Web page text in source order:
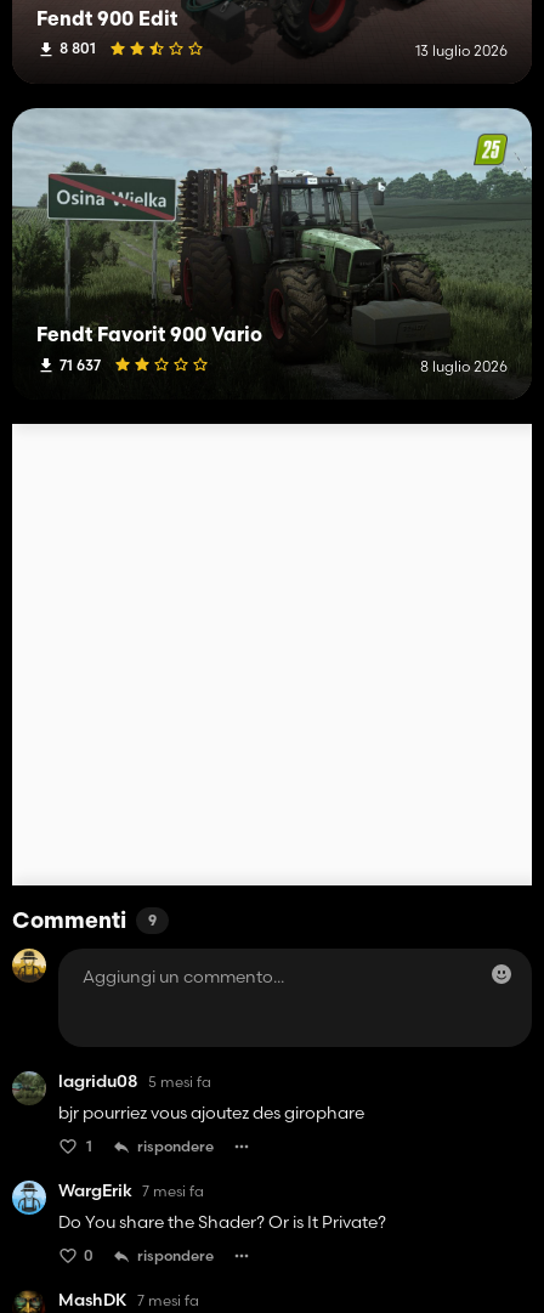
Fendt 900 Edit
8 801 13 luglio 2026
Fendt Favorit 900 Vario
71 637 8 luglio 2026
Commenti 9
lagridu08 5 mesi fa
bjr pourriez vous ajoutez des girophare
1 rispondere
WargErik 7 mesi fa
Do You share the Shader? Or is It Private?
0 rispondere
MashDK 7 mesi fa